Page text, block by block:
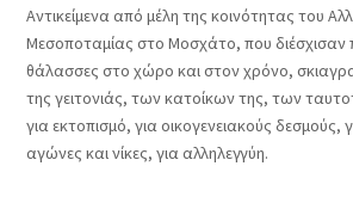
Αντικείμενα από μέλη της κοινότητας του
Μεσοποταμίας στο Μοσχάτο, που διέσχισαν
θάλασσες στο χώρο και στον χρόνο,
της γειτονιάς, των κατοίκων της, των
για εκτοπισμό, για οικογενειακούς δεσμούς,
αγώνες και νίκες, για αλληλεγγύη.